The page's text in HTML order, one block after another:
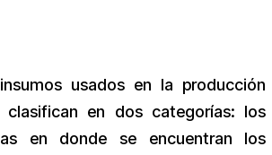
usados en la producción
clasifican en dos categorías: los
en donde se encuentran los